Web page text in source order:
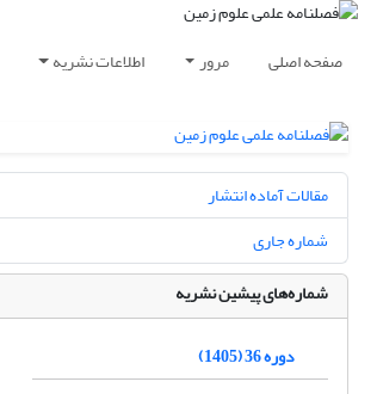
صفحه اصلی مرور اطلاعات نشریه
مقالات آماده انتشار
شماره جاری
شماره‌های پیشین نشریه
دوره 36 (1405)